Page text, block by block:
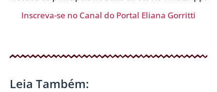
Inscreva-se no Canal do Portal Eliana Gorritti
Leia Também: